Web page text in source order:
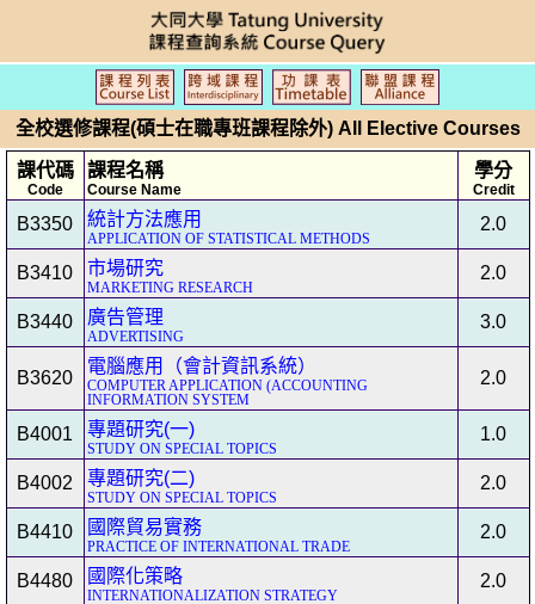
全校選修課程(碩士在職專班課程除外) All Elective Courses
課代碼
Code
課程名稱
Course Name
學分
Credit
B3350 統計方法應用
APPLICATION OF STATISTICAL METHODS
2.0
B3410 市場研究
MARKETING RESEARCH
2.0
B3440 廣告管理
ADVERTISING
3.0
B3620
電腦應用（會計資訊系統）
COMPUTER APPLICATION (ACCOUNTING
INFORMATION SYSTEM
2.0
B4001 專題研究(一)
STUDY ON SPECIAL TOPICS
1.0
B4002 專題研究(二)
STUDY ON SPECIAL TOPICS
2.0
B4410 國際貿易實務
PRACTICE OF INTERNATIONAL TRADE
2.0
B4480 國際化策略
INTERNATIONALIZATION STRATEGY
2.0